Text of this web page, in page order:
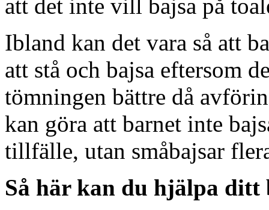
att det inte vill bajsa på
Ibland kan det vara så att
att stå och bajsa eftersom
tömningen bättre då
kan göra att barnet inte
tillfälle, utan småbajsar
Så här kan du hjälpa